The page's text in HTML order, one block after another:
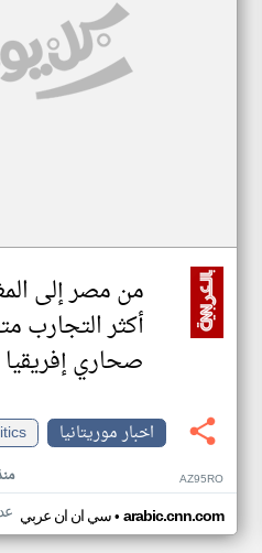
من مصر إلى
أكثر التجارب
صحاري إفريقيا
اخبار موريتانيا
AZ95RO
سي ان ان عربي• arabic.cnn.com عدد